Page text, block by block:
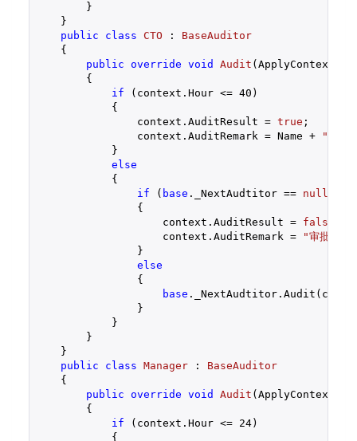
        }
    }
public
class CTO : BaseAuditor
    {
public override void Audit (ApplyContext
{
if (context.Hour <= 40 )
            {
                context.AuditResult =
true ;
                context.AuditRemark = Name +
"
            }
else
            {
if ( base ._NextAudtitor == null
                {
                    context.AuditResult =
false
                    context.AuditRemark =
"审批不通
                }
else
                {
base
                }
            }
        }
    }
public
class Manager : BaseAuditor
    {
public override void Audit (ApplyContext
{
if (context.Hour <= 24)
            {